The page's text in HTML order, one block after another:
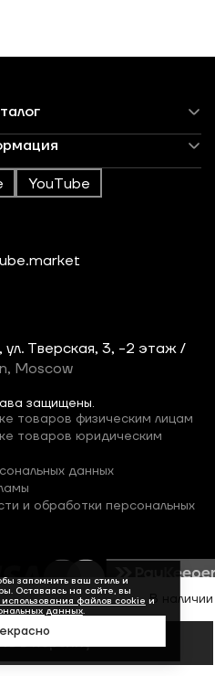
В наличии
в корзину
YouTube
защищены.
Тверская, 3, -2 этаж /
Moscow
товаров физическим лицам
товаров юридическим
данных
и обработки персональных
запомнить ваш стиль и
Оставаясь на сайте, вы
файлов cookie и
данных.